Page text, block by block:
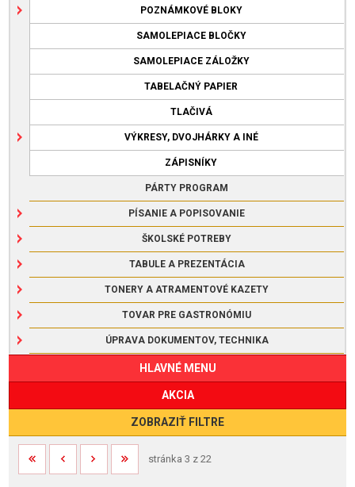
POZNÁMKOVÉ BLOKY
SAMOLEPIACE BLOČKY
SAMOLEPIACE ZÁLOŽKY
TABELAČNÝ PAPIER
TLAČIVÁ
VÝKRESY, DVOJHÁRKY A INÉ
ZÁPISNÍKY
PÁRTY PROGRAM
PÍSANIE A POPISOVANIE
ŠKOLSKÉ POTREBY
TABULE A PREZENTÁCIA
TONERY A ATRAMENTOVÉ KAZETY
TOVAR PRE GASTRONÓMIU
ÚPRAVA DOKUMENTOV, TECHNIKA
HLAVNÉ MENU
AKCIA
ZOBRAZIŤ FILTRE
stránka 3 z 22